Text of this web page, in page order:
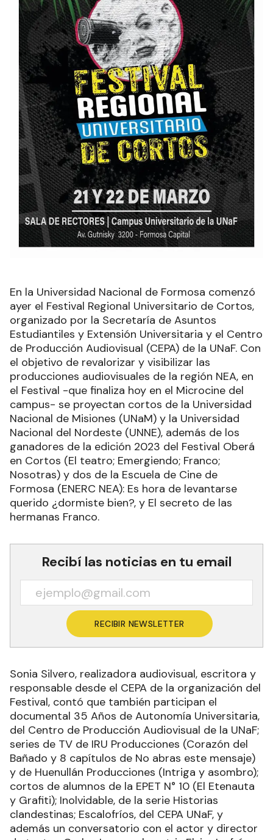
En la Universidad Nacional de Formosa comenzó
ayer el Festival Regional Universitario de Cortos,
organizado por la Secretaría de Asuntos
Estudiantiles y Extensión Universitaria y el Centro
de Producción Audiovisual (CEPA) de la UNaF. Con
el objetivo de revalorizar y visibilizar las
producciones audiovisuales de la región NEA, en
el Festival -que finaliza hoy en el Microcine del
campus- se proyectan cortos de la Universidad
Nacional de Misiones (UNaM) y la Universidad
Nacional del Nordeste (UNNE), además de los
ganadores de la edición 2023 del Festival Oberá
en Cortos (El teatro; Emergiendo; Franco;
Nosotras) y dos de la Escuela de Cine de
Formosa (ENERC NEA): Es hora de levantarse
querido ¿dormiste bien?, y El secreto de las
hermanas Franco.
Recibí las noticias en tu email
RECIBIR NEWSLETTER
Sonia Silvero, realizadora audiovisual, escritora y
responsable desde el CEPA de la organización del
Festival, contó que también participan el
documental 35 Años de Autonomía Universitaria,
del Centro de Producción Audiovisual de la UNaF;
series de TV de IRU Producciones (Corazón del
Bañado y 8 capítulos de No abras este mensaje)
y de Huenullán Producciones (Intriga y asombro);
cortos de alumnos de la EPET N° 10 (El Etenauta
y Grafiti); Inolvidable, de la serie Historias
clandestinas; Escalofríos, del CEPA UNaF, y
además un conversatorio con el actor y director